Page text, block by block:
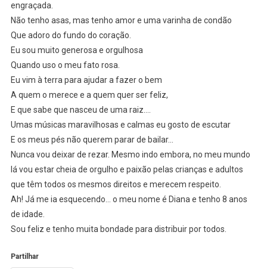
engraçada.
Não tenho asas, mas tenho amor e uma varinha de condão
Que adoro do fundo do coração.
Eu sou muito generosa e orgulhosa
Quando uso o meu fato rosa.
Eu vim à terra para ajudar a fazer o bem
A quem o merece e a quem quer ser feliz,
E que sabe que nasceu de uma raiz….
Umas músicas maravilhosas e calmas eu gosto de escutar
E os meus pés não querem parar de bailar…
Nunca vou deixar de rezar. Mesmo indo embora, no meu mundo
lá vou estar cheia de orgulho e paixão pelas crianças e adultos
que têm todos os mesmos direitos e merecem respeito.
Ah! Já me ia esquecendo… o meu nome é Diana e tenho 8 anos
de idade.
Sou feliz e tenho muita bondade para distribuir por todos.
Partilhar